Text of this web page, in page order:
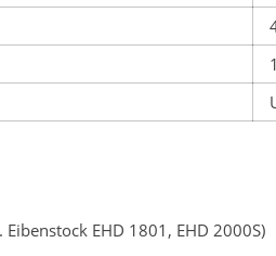
EHD 1801, EHD 2000S)